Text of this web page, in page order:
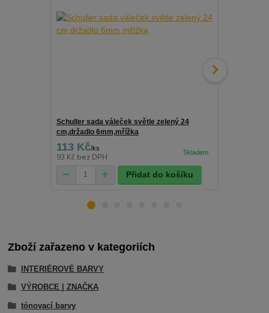
Schuller sada váleček světle zelený 24
cm,držadlo 6mm,mřížka
113 Kč/ks
93 Kč bez DPH
Přidat do košíku
Zboží zařazeno v kategoriích
INTERIÉROVÉ BARVY
VÝROBCE | ZNAČKA
tónovací barvy